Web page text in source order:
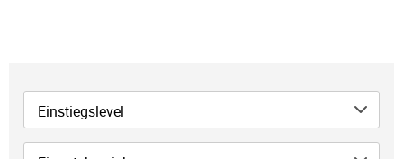
Einstiegslevel